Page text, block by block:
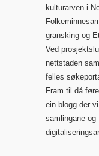
kulturarven i
gransking og
Ved
nettstaden
felles
Fram til då
ein blogg der
samlingane og